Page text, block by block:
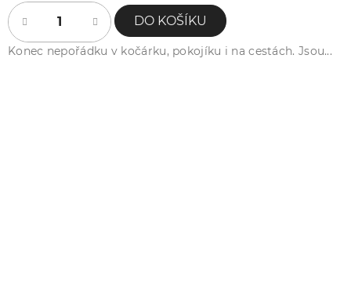
DO KOŠÍKU
Konec nepořádku v kočárku, pokojíku i na cestách. Jsou...